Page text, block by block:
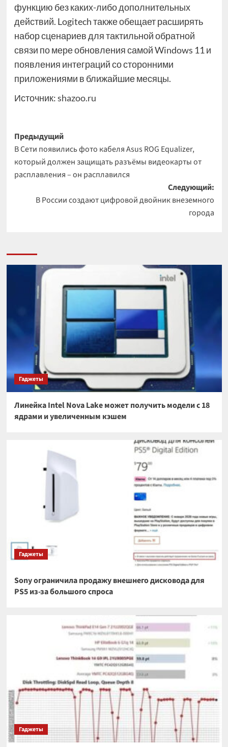
функцию без каких-либо дополнительных
действий. Logitech также обещает расширять
набор сценариев для тактильной обратной
связи по мере обновления самой Windows 11 и
появления интеграций со сторонними
приложениями в ближайшие месяцы.
Источник:shazoo.ru
Навигация
записи
Предыдущий
В Сети появились фото кабеля Asus ROG Equalizer,
который должен защищать разъёмы видеокарты от
расплавления – он расплавился
Следующий:
В России создают цифровой двойник внеземного
города
Гаджеты
Линейка Intel Nova Lake может получить модели с 18
ядрами и увеличенным кэшем
Гаджеты
Sony ограничила продажу внешнего дисковода для
PS5 из-за большого спроса
Гаджеты